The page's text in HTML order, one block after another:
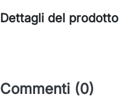
Dettagli del prodotto
Commenti (0)